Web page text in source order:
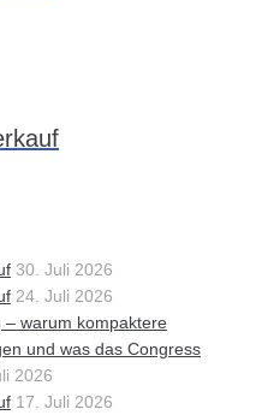
30. Juli 2026
24. Juli 2026
– warum kompaktere
und was das Congress
2026
17. Juli 2026